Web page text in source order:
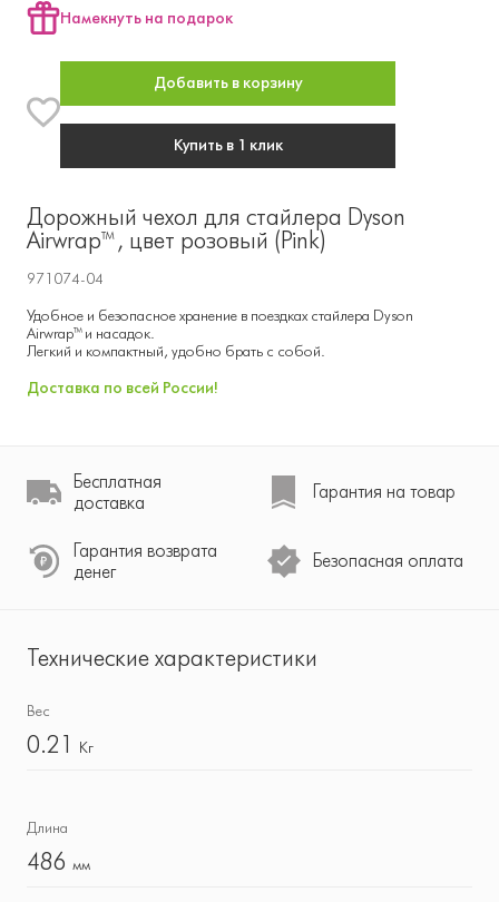
Дорожный чехол для стайлера Dyson
Airwrap™, цвет розовый (Pink)
971074-04
Удобное и безопасное хранение в поездках стайлера Dyson
Airwrap™ и насадок.
Легкий и компактный, удобно брать с собой.
Доставка по всей России!
Намекнуть на подарок
Добавить в корзину
Купить в 1 клик
Бесплатная
доставка
Гарантия на товар
Гарантия возврата
денег
Безопасная оплата
Технические характеристики
Вес
0.21 Кг
Длина
486 мм